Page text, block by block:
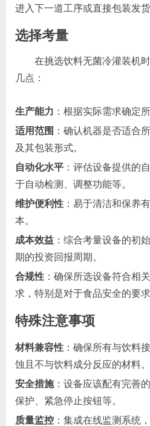
进入下一道工序或直接包装发货
选择考量
在挑选饮料无菌冷灌装机
几点：
生产能力 ：根据实际需求确定
适用范围 ：确认机器是否适合
及其包装形式。
自动化水平 ：评估设备提供的
于自动检测、调整功能等。
维护便利性 ：易于清洁和保养
本。
成本效益 ：综合考量设备的初
期的投资回报周期。
合规性 ：确保所选设备符合相
求，特别是对于食品安全的要求
特殊注意事项
材料兼容性 ：确保所有与饮料
蚀且不与饮料成分反应的材料。
安全措施：设备应该配有完善
保护、紧急停止按钮等。
质量监控 ：集成在线监测系统